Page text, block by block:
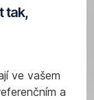
tak,
ve vašem
a